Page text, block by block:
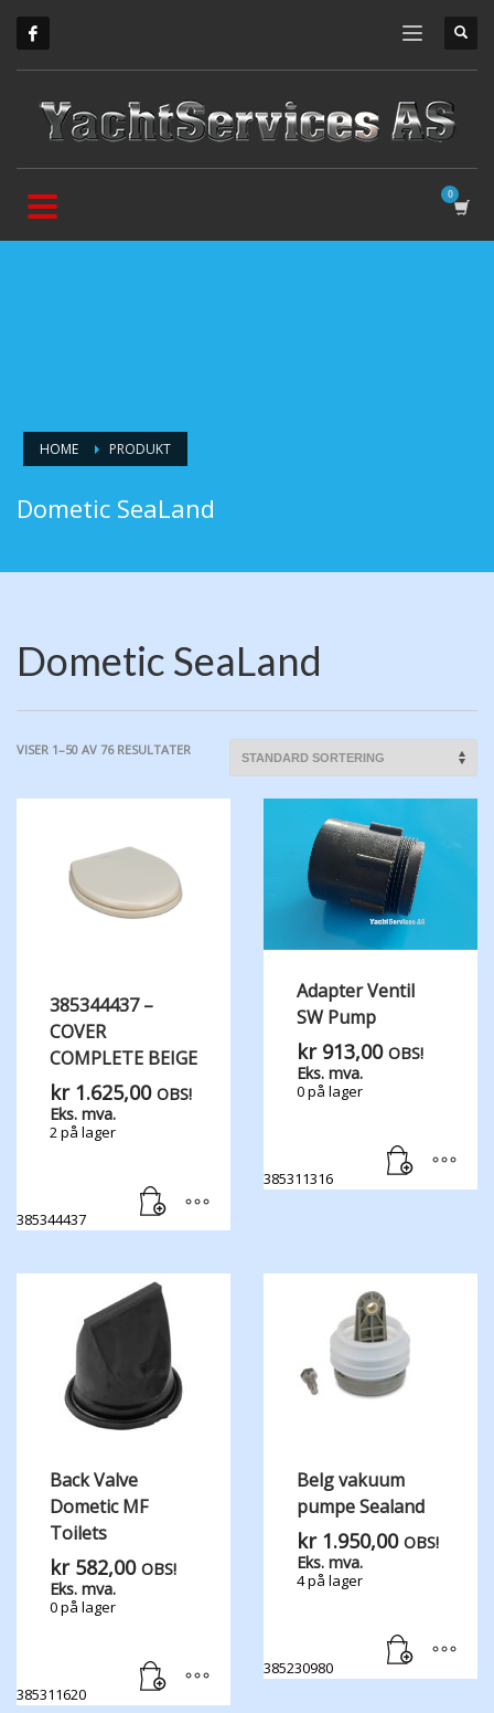
HOME PRODUKT
Dometic SeaLand
Dometic SeaLand
VISER 1–50 AV 76 RESULTATER
385344437 –
COVER
COMPLETE BEIGE
kr1.625,00 OBS!
Eks. mva.
2 på lager
385344437
Adapter Ventil
SW Pump
kr913,00 OBS!
Eks. mva.
0 på lager
385311316
Back Valve
Dometic MF
Toilets
kr582,00 OBS!
Eks. mva.
0 på lager
385311620
Belg vakuum
pumpe Sealand
kr1.950,00 OBS!
Eks. mva.
4 på lager
385230980